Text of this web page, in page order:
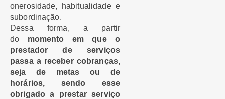
onerosidade, habitualidade e
subordinação.
Dessa forma, a partir
do momento em que o
prestador de serviços
passa a receber cobranças,
seja de metas ou de
horários, sendo esse
obrigado a prestar serviço